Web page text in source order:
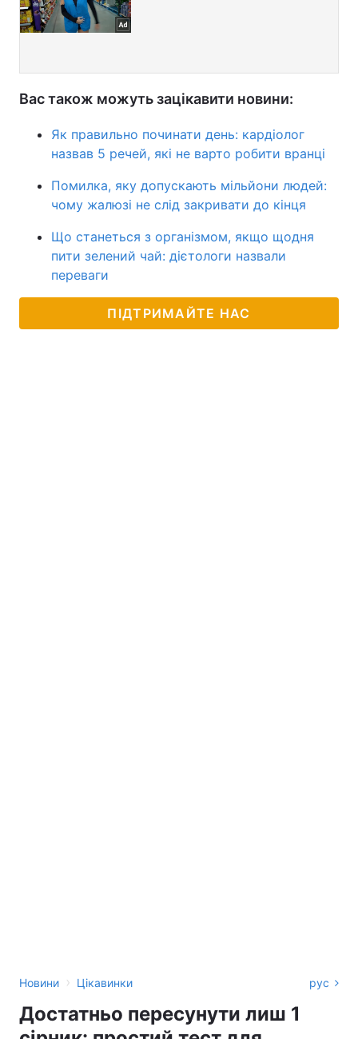
Вас також можуть зацікавити новини:
Як правильно починати день: кардіолог
назвав 5 речей, які не варто робити вранці
Помилка, яку допускають мільйони людей:
чому жалюзі не слід закривати до кінця
Що станеться з організмом, якщо щодня
пити зелений чай: дієтологи назвали
переваги
ПІДТРИМАЙТЕ НАС
Новини › Цікавинки рус
Достатньо пересунути лиш 1